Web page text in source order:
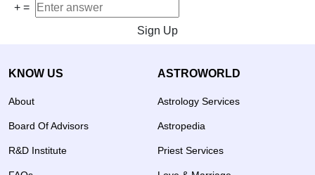
+ =
Sign Up
KNOW US
About
Board Of Advisors
R&D Institute
ASTROWORLD
Astrology Services
Astropedia
Priest Services